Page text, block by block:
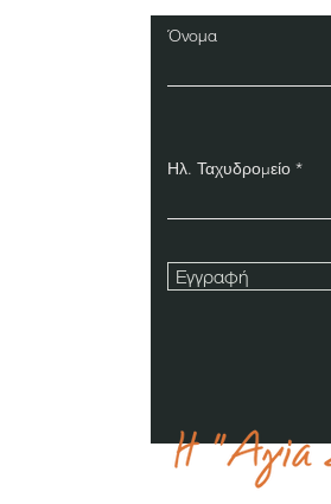
Όνομα
Ηλ. Ταχυδρομείο
Εγγραφή